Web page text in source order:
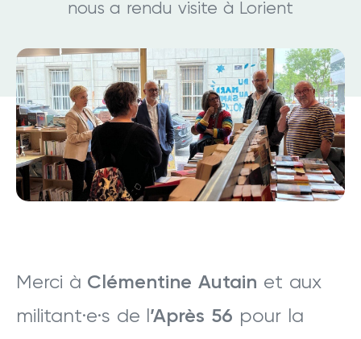
nous a rendu visite à Lorient
Merci à Clémentine Autain et aux
militant·e·s de l ’Après 56 pour la